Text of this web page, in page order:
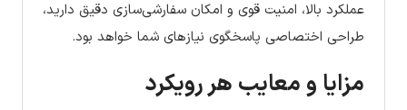
عملکرد بالا، امنیت قوی و امکان سفارشی‌سازی دقیق دارید،
طراحی اختصاصی پاسخگوی نیازهای شما خواهد بود.
مزایا و معایب هر رویکرد